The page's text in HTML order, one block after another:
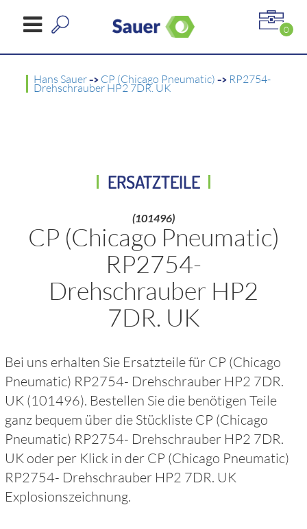
0
Hans Sauer-> CP (Chicago Pneumatic) -> RP2754-
Drehschrauber HP2 7DR. UK
ERSATZTEILE
(101496)
CP (Chicago Pneumatic)
RP2754-
Drehschrauber HP2
7DR. UK
Bei uns erhalten Sie Ersatzteile für CP (Chicago
Pneumatic) RP2754- Drehschrauber HP2 7DR.
UK (101496). Bestellen Sie die benötigen Teile
ganz bequem über die Stückliste CP (Chicago
Pneumatic) RP2754- Drehschrauber HP2 7DR.
UK oder per Klick in der CP (Chicago Pneumatic)
RP2754- Drehschrauber HP2 7DR. UK
Explosionszeichnung.